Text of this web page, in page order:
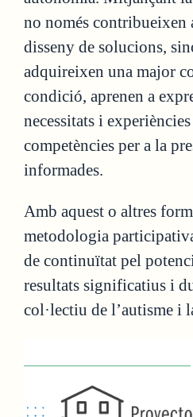
no només contribueixen
disseny de solucions,
adquireixen una major
condició, aprenen a
necessitats i
competències per a la
informades.
Amb aquest o altres
metodologia
de continuïtat pel
resultats significatius i
col·lectiu de l’autisme i